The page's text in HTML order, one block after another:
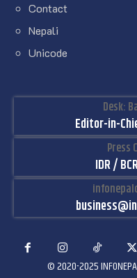
Contact
Nepali
Unicode
Desk:
Editor-in-
Press
IDR /
© 2020-2025